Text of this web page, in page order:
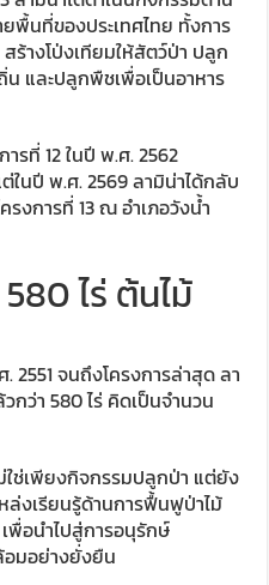
พื้นที่ของประเทศไทย ทั้งการ
างโป่งเทียมให้สัตว์ป่า ปลูก
และปลูกพืชเพื่อเป็นอาหาร
ารที่ 12 ในปี พ.ศ. 2562
ในปี พ.ศ. 2569 ลามิน่าได้กลับ
งการที่ 13 ณ อำเภอวังน้ำ
ไร่ ต้นไม้
จนถึงโครงการล่าสุด ลา
กว่า 580 ไร่ คิดเป็นจำนวน
ใช่เพียงกิจกรรมปลูกป่า แต่ยัง
ล่งเรียนรู้ด้านการฟื้นฟูป่าไม้
พื่อนำไปสู่การอนุรักษ์
อมอย่างยั่งยืน